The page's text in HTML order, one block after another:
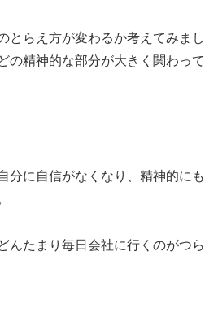
とらえ方が変わるか考えてみまし
の精神的な部分が大きく関わって
分に自信がなくなり、精神的にも
んたまり毎日会社に行くのがつら